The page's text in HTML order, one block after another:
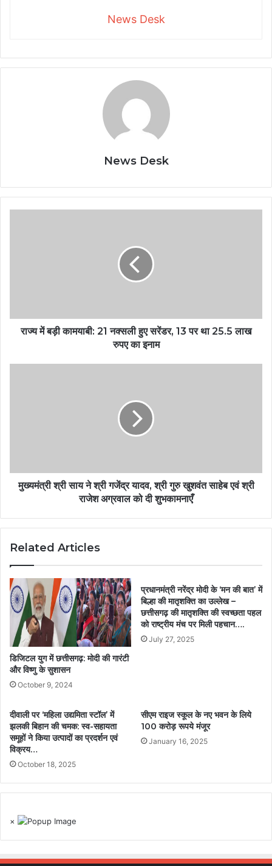
News Desk
News Desk
राज्य में बड़ी कामयाबी: 21 नक्सली हुए सरेंडर, 13 पर था 25.5 लाख
रुपए का इनाम
मुख्यमंत्री श्री साय ने श्री गजेंद्र यादव, श्री गुरु खुशवंत साहेब एवं श्री
राजेश अग्रवाल को दी शुभकामनाएँ
Related Articles
डिजिटल युग में छत्तीसगढ़: मोदी की गारंटी
और विष्णु के सुशासन
October 9, 2024
प्रधानमंत्री नरेंद्र मोदी के ‘मन की बात’ में
बिल्हा की मातृशक्ति का उल्लेख –
छत्तीसगढ़ की मातृशक्ति की स्वच्छता पहल
को राष्ट्रीय मंच पर मिली पहचान….
July 27, 2025
दीवाली पर ‘महिला उद्यमिता स्टॉल’ में
झलकी बिहान की चमक: स्व-सहायता
समूहों ने किया उत्पादों का प्रदर्शन एवं
विक्रय…
October 18, 2025
सीएम राइज स्कूल के नए भवन के लिये
100 करोड़ रूपये मंजूर
January 16, 2025
×